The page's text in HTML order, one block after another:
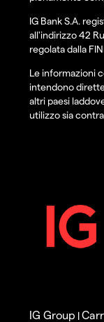
IG Bank S.A.
all'indirizzo 42
regolata dalla
Le informazioni
intendono
altri paesi
utilizzo sia
IG Group |